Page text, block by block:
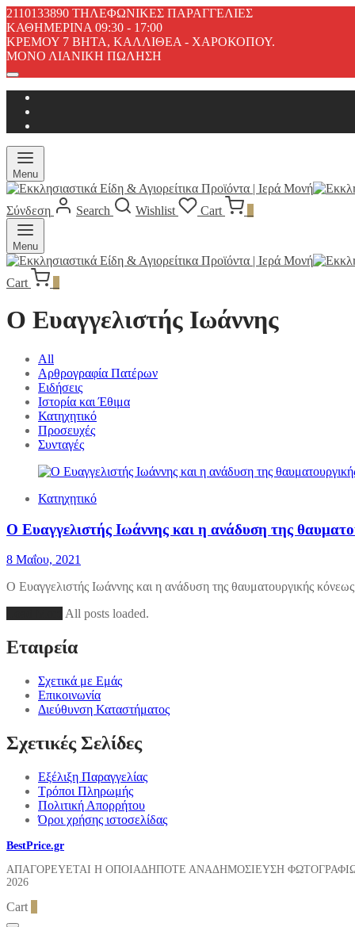
2110133890 ΤΗΛΕΦΩΝΙΚΕΣ ΠΑΡΑΓΓΕΛΙΕΣ
ΚΑΘΗΜΕΡΙΝΑ 09:30 - 17:00
ΚΡΕΜΟΥ 7 ΒΗΤΑ, ΚΑΛΛΙΘΕΑ - ΧΑΡΟΚΟΠΟΥ.
ΜΟΝΟ ΛΙΑΝΙΚΗ ΠΩΛΗΣΗ
Menu
Σύνδεση Search Wishlist Cart
Menu
Cart
Ο Ευαγγελιστής Ιωάννης
All
Αρθρογραφία Πατέρων
Ειδήσεις
Ιστορία και Έθιμα
Κατηχητικό
Προσευχές
Συνταγές
Κατηχητικό
Ο Ευαγγελιστής Ιωάννης και η ανάδυση της
8 Μαΐου, 2021
Ο Ευαγγελιστής Ιωάννης και η ανάδυση της θαυματουργικής
All posts loaded.
Εταιρεία
Σχετικά με Εμάς
Επικοινωνία
Διεύθυνση Καταστήματος
Σχετικές Σελίδες
Εξέλιξη Παραγγελίας
Τρόποι Πληρωμής
Πολιτική Απορρήτου
Όροι χρήσης ιστοσελίδας
BestPrice.gr
ΑΠΑΓΟΡΕΥΕΤΑΙ Η ΟΠΟΙΑΔΗΠΟΤΕ ΑΝΑΔΗΜΟΣΙΕΥΣΗ
2026
Cart